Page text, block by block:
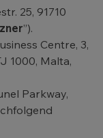
25, 91710
”).
Centre, 3,
1000, Malta,
Parkway,